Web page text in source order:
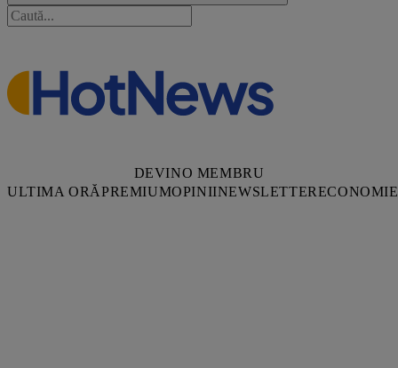
DEVINO MEMBRU
ULTIMA ORĂPREMIUMOPINIINEWSLETTERECONOMIE